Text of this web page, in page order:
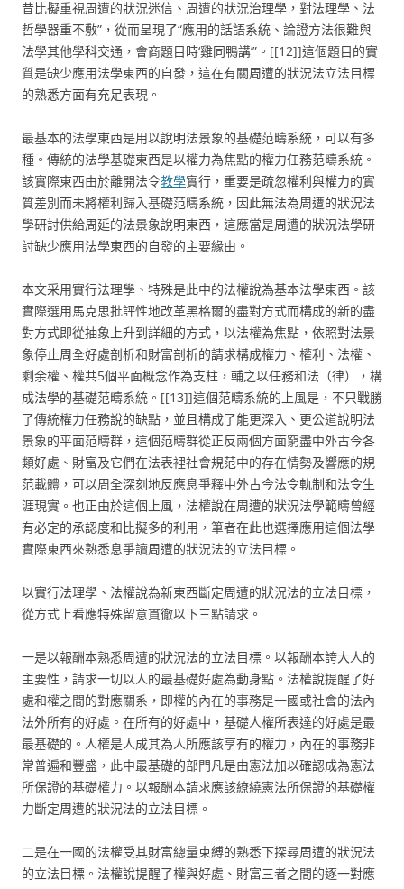
昔比擬重視周遭的狀況迷信、周遭的狀況治理學，對法理學、法
哲學器重不敷”，從而呈現了“應用的話語系統、論證方法很難與
法學其他學科交通，會商題目時‘雞同鴨講’”。[[12]]這個題目的實
質是缺少應用法學東西的自發，這在有關周遭的狀況法立法目標
的熟悉方面有充足表現。
最基本的法學東西是用以說明法景象的基礎范疇系統，可以有多
種。傳統的法學基礎東西是以權力為焦點的權力任務范疇系統。
該實際東西由於離開法令教學實行，重要是疏忽權利與權力的實
質差別而未將權利歸入基礎范疇系統，因此無法為周遭的狀況法
學研討供給周延的法景象說明東西，這應當是周遭的狀況法學研
討缺少應用法學東西的自發的主要緣由。
本文采用實行法理學、特殊是此中的法權說為基本法學東西。該
實際選用馬克思批評性地改革黑格爾的盡對方式而構成的新的盡
對方式即從抽象上升到詳細的方式，以法權為焦點，依照對法景
象停止周全好處剖析和財富剖析的請求構成權力、權利、法權、
剩余權、權共5個平面概念作為支柱，輔之以任務和法（律），構
成法學的基礎范疇系統。[[13]]這個范疇系統的上風是，不只戰勝
了傳統權力任務說的缺點，並且構成了能更深入、更公道說明法
景象的平面范疇群，這個范疇群從正反兩個方面窮盡中外古今各
類好處、財富及它們在法表裡社會規范中的存在情勢及響應的規
范載體，可以周全深刻地反應息爭釋中外古今法令軌制和法令生
涯現實。也正由於這個上風，法權說在周遭的狀況法學範疇曾經
有必定的承認度和比擬多的利用，筆者在此也選擇應用這個法學
實際東西來熟悉息爭讀周遭的狀況法的立法目標。
以實行法理學、法權說為新東西斷定周遭的狀況法的立法目標，
從方式上看應特殊留意貫徹以下三點請求。
一是以報酬本熟悉周遭的狀況法的立法目標。以報酬本誇大人的
主要性，請求一切以人的最基礎好處為動身點。法權說提醒了好
處和權之間的對應關系，即權的內在的事務是一國或社會的法內
法外所有的好處。在所有的好處中，基礎人權所表達的好處是最
最基礎的。人權是人成其為人所應該享有的權力，內在的事務非
常普遍和豐盛，此中最基礎的部門凡是由憲法加以確認成為憲法
所保證的基礎權力。以報酬本請求應該繚繞憲法所保證的基礎權
力斷定周遭的狀況法的立法目標。
二是在一國的法權受其財富總量束縛的熟悉下探尋周遭的狀況法
的立法目標。法權說提醒了權與好處、財富三者之間的逐一對應